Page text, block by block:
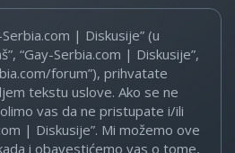
| Diskusije” (u
“Gay-Serbia.com | Diskusije”,
forum”), prihvatate
tekstu uslove. Ako se ne
vas da ne pristupate i/ili
| Diskusije”. Mi možemo ove
i obavestićemo vas o tome,